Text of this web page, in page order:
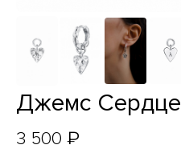
Джемс Сердце
3 500 ₽